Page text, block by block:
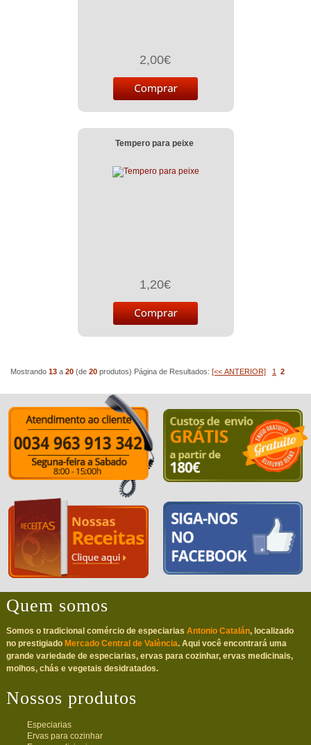
2,00€
Tempero para peixe
1,20€
Mostrando 13 a 20 (de 20 produtos) Página de Resultados: [<< ANTERIOR] 1 2
Quem somos
Somos o tradicional comércio de especiarias Antonio Catalán, localizado
no prestigiado Mercado Central de València. Aqui você encontrará uma
grande variedade de especiarias, ervas para cozinhar, ervas medicinais,
molhos, chás e vegetais desidratados.
Nossos produtos
Especiarias
Ervas para cozinhar